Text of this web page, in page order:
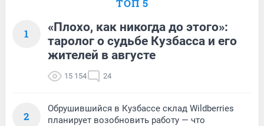
ТОП 5
1
«Плохо, как никогда до этого»:
таролог о судьбе Кузбасса и его
жителей в августе
15 154 24
2
Обрушившийся в Кузбассе склад Wildberries
планирует возобновить работу — что